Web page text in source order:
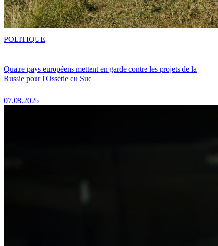
Quatre pays européens mettent en garde contre les projets de la
Russie pour l'Ossétie du Sud
07.08.2026
POLITIQUE